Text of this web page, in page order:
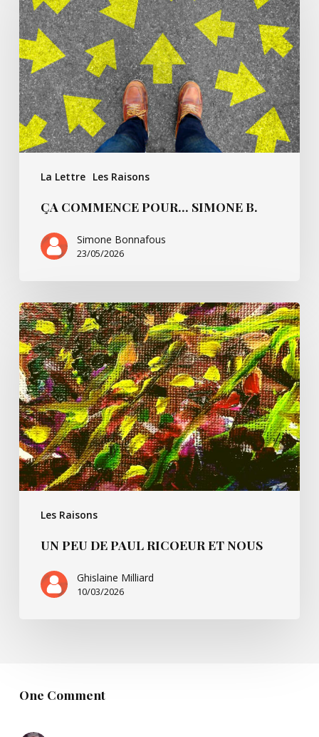
La Lettre Les Raisons
pour…
Simone
B.
ÇA COMMENCE POUR… SIMONE B.
Simone Bonnafous
23/05/2026
Les Raisons
Un
peu
de
Paul
Ricoeur
et
nous
UN PEU DE PAUL RICOEUR ET NOUS
Ghislaine Milliard
10/03/2026
One Comment